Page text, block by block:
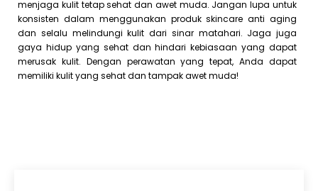
menjaga kulit tetap sehat dan awet muda. Jangan lupa untuk
konsisten dalam menggunakan produk skincare anti aging
dan selalu melindungi kulit dari sinar matahari. Jaga juga
gaya hidup yang sehat dan hindari kebiasaan yang dapat
merusak kulit. Dengan perawatan yang tepat, Anda dapat
memiliki kulit yang sehat dan tampak awet muda!